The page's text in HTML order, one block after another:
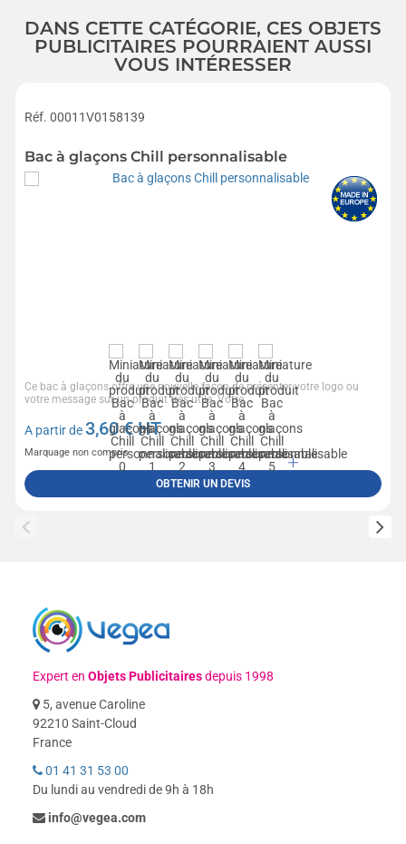
DANS CETTE CATÉGORIE, CES OBJETS
PUBLICITAIRES POURRAIENT AUSSI
VOUS INTÉRESSER
Réf. 00011V0158139
Bac à glaçons Chill personnalisable
Ce bac à glaçons offre une nouvelle façon de présenter votre logo ou
votre message sur un produit très utile. Votre...
A partir de3,60€ HT
Marquage non compris
OBTENIR UN DEVIS
Expert enObjets Publicitairesdepuis 1998
5, avenue Caroline
92210 Saint-Cloud
France
01 41 31 53 00
Du lundi au vendredi de 9h à 18h
info@vegea.com